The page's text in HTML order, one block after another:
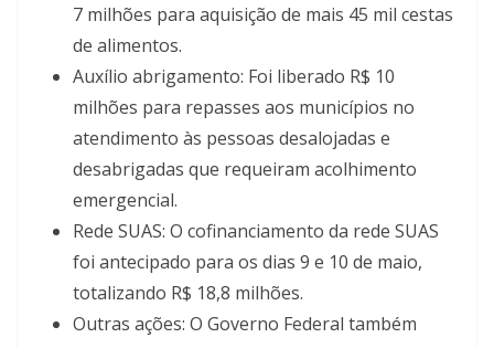
7 milhões para aquisição de mais 45 mil cestas
de alimentos.
Auxílio abrigamento: Foi liberado R$ 10
milhões para repasses aos municípios no
atendimento às pessoas desalojadas e
desabrigadas que requeiram acolhimento
emergencial.
Rede SUAS: O cofinanciamento da rede SUAS
foi antecipado para os dias 9 e 10 de maio,
totalizando R$ 18,8 milhões.
Outras ações: O Governo Federal também